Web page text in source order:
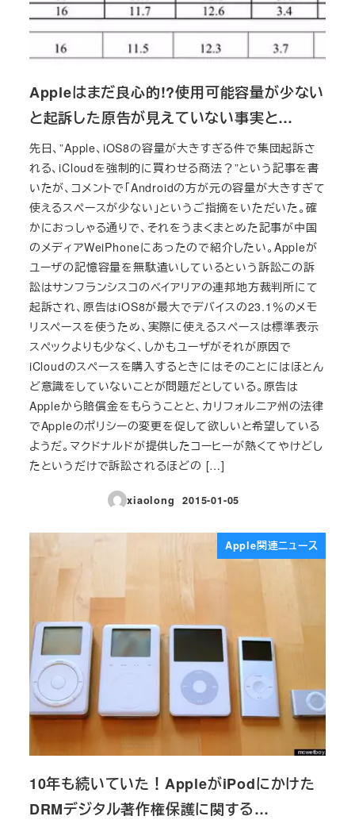
Appleはまだ良心的!?使用可能容量が少ない
と起訴した原告が見えていない事実と…
先日、”Apple、iOS8の容量が大きすぎる件で集団起訴さ
れる、iCloudを強制的に買わせる商法？”という記事を書
いたが、コメントで「Androidの方が元の容量が大きすぎて
使えるスペースが少ない」というご指摘をいただいた。確
かにおっしゃる通りで、それをうまくまとめた記事が中国
のメディアWeiPhoneにあったので紹介したい。Appleが
ユーザの記憶容量を無駄遣いしているという訴訟この訴
訟はサンフランシスコのベイアリアの連邦地方裁判所にて
起訴され、原告はiOS8が最大でデバイスの23.1％のメモ
リスペースを使うため、実際に使えるスペースは標準表示
スペックよりも少なく、しかもユーザがそれが原因で
iCloudのスペースを購入するときにはそのことにはほとん
ど意識をしていないことが問題だとしている。原告は
Appleから賠償金をもらうことと、カリフォルニア州の法律
でAppleのポリシーの変更を促して欲しいと希望している
ようだ。マクドナルドが提供したコーヒーが熱くてやけどし
たというだけで訴訟されるほどの […]
xiaolong
投稿日
2015-01-05
Apple関連ニュース
10年も続いていた！AppleがiPodにかけた
DRMデジタル著作権保護に関する…